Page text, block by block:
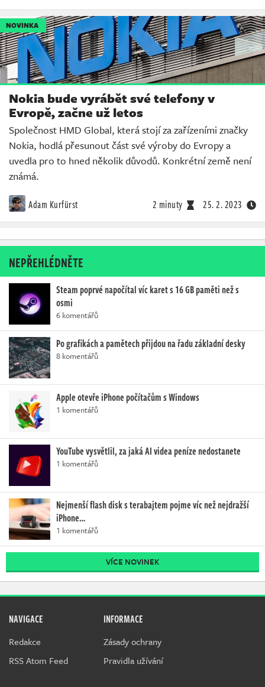
NOVINKA
Nokia bude vyrábět své telefony v
Evropě, začne už letos
Společnost HMD Global, která stojí za zařízeními značky
Nokia, hodlá přesunout část své výroby do Evropy a
uvedla pro to hned několik důvodů. Konkrétní země není
známá.
Adam Kurfürst 2 minuty 25. 2. 2023
NEPŘEHLÉDNĚTE
Steam poprvé napočítal víc karet s 16 GB paměti než s
osmi
6 komentářů
Po grafikách a pamětech přijdou na řadu základní desky
8 komentářů
Apple otevře iPhone počítačům s Windows
1 komentářů
YouTube vysvětlil, za jaká AI videa peníze nedostanete
1 komentářů
Nejmenší flash disk s terabajtem pojme víc než nejdražší
iPhone…
1 komentářů
VÍCE NOVINEK
NAVIGACE
Redakce
RSS Atom Feed
INFORMACE
Zásady ochrany
Pravidla užívání